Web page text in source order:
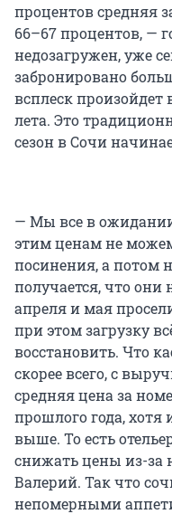
процентов средняя
66–67 процентов, —
недозагружен, уже
забронировано
всплеск произойдет
лета. Это
сезон в Сочи
— Мы все в
этим ценам не
посинения, а потом
получается, что
апреля и мая
при этом загрузку
восстановить. Что
скорее всего, с
средняя цена за
прошлого года, хотя
выше. То есть
снижать цены из-за
Валерий. Так что
непомерными